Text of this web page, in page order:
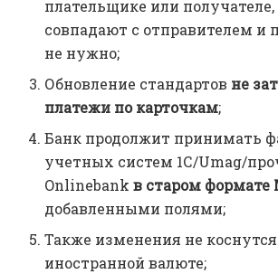
плательщике или получателе,
совпадают с отправителем и
не нужно;
Обновление стандартов не
платежи по карточкам;
Банк продолжит принимать
учетных систем 1С/Umag/
Onlinebankв старом формате
добавленными полями;
Также изменения не
иностранной валюте;